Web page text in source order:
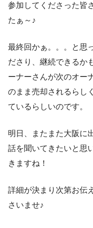
参加してくださった皆
たぁ～♪
最終回かぁ。。。と思
ださり、継続できるか
ーナーさんが次のオー
のまま売却されるらし
ているらしいのです。
明日、またまた大阪に
話を聞いてきたいと思
きますね！
詳細が決まり次第お伝
さいませ♪